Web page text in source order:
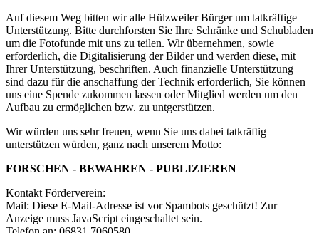
Auf diesem Weg bitten wir alle Hülzweiler Bürger um tatkräftige
Unterstützung. Bitte durchforsten Sie Ihre Schränke und Schubladen
um die Fotofunde mit uns zu teilen. Wir übernehmen, sowie
erforderlich, die Digitalisierung der Bilder und werden diese, mit
Ihrer Unterstützung, beschriften. Auch finanzielle Unterstützung
sind dazu für die anschaffung der Technik erforderlich, Sie können
uns eine Spende zukommen lassen oder Mitglied werden um den
Aufbau zu ermöglichen bzw. zu untgerstützen.
Wir würden uns sehr freuen, wenn Sie uns dabei tatkräftig
unterstützen würden, ganz nach unserem Motto:
FORSCHEN - BEWAHREN - PUBLIZIEREN
Kontakt Förderverein:
Mail: Diese E-Mail-Adresse ist vor Spambots geschützt! Zur
Anzeige muss JavaScript eingeschaltet sein.